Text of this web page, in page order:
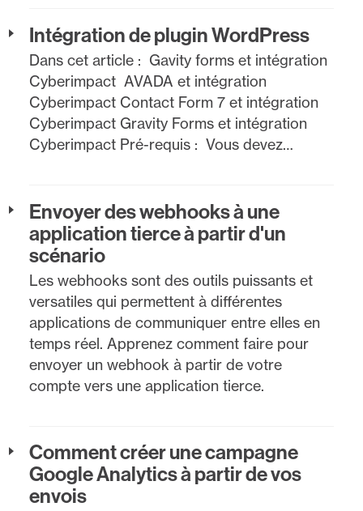
Intégration de plugin WordPress
Dans cet article : Gavity forms et intégration
Cyberimpact AVADA et intégration
Cyberimpact Contact Form 7 et intégration
Cyberimpact Gravity Forms et intégration
Cyberimpact Pré-requis : Vous devez…
Envoyer des webhooks à une
application tierce à partir d'un
scénario
Les webhooks sont des outils puissants et
versatiles qui permettent à différentes
applications de communiquer entre elles en
temps réel. Apprenez comment faire pour
envoyer un webhook à partir de votre
compte vers une application tierce.
Comment créer une campagne
Google Analytics à partir de vos
envois